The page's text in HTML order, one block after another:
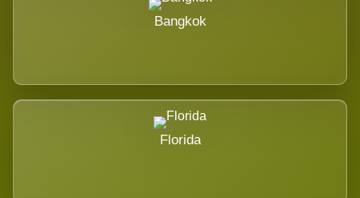
Bangkok
Florida